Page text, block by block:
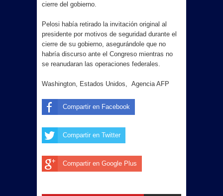
cierre del gobierno.
Pelosi había retirado la invitación original al
presidente por motivos de seguridad durante el
cierre de su gobierno, asegurándole que no
habría discurso ante el Congreso mientras no
se reanudaran las operaciones federales.
Washington, Estados Unidos, Agencia AFP
Compartir en Facebook
Compartir en Twitter
Compartir en Google Plus